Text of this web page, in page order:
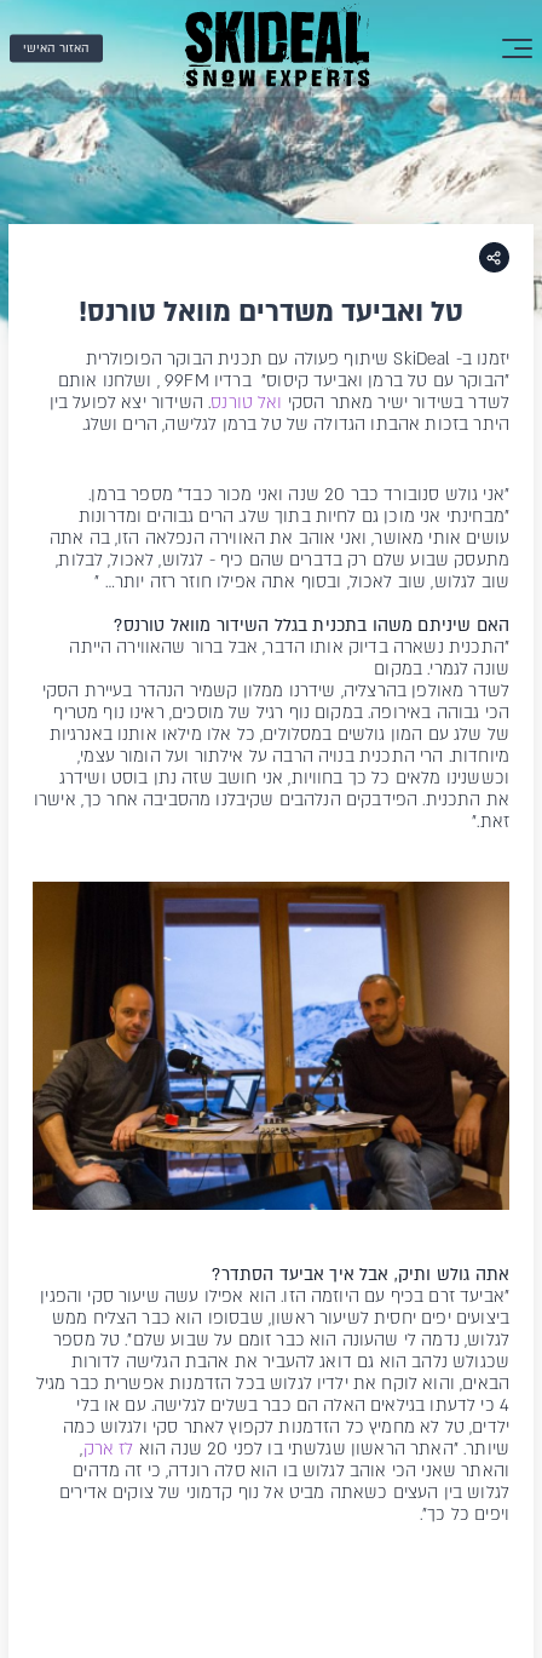
האזור האישי
טל ואביעד משדרים מוואל טורנס!
יזמנו ב- SkiDeal שיתוף פעולה עם תכנית הבוקר הפופולרית
"הבוקר עם טל ברמן ואביעד קיסוס" ברדיו 99FM , ושלחנו אותם
לשדר בשידור ישיר מאתר הסקי ואל טורנס. השידור יצא לפועל בין
היתר בזכות אהבתו הגדולה של טל ברמן לגלישה, הרים ושלג.
"אני גולש סנובורד כבר 20 שנה ואני מכור כבד" מספר ברמן.
"מבחינתי אני מוכן גם לחיות בתוך שלג. הרים גבוהים ומדרונות
עושים אותי מאושר, ואני אוהב את האווירה הנפלאה הזו, בה אתה
מתעסק שבוע שלם רק בדברים שהם כיף - לגלוש, לאכול, לבלות,
שוב לגלוש, שוב לאכול, ובסוף אתה אפילו חוזר רזה יותר… "
האם שיניתם משהו בתכנית בגלל השידור מוואל טורנס?
"התכנית נשארה בדיוק אותו הדבר, אבל ברור שהאווירה הייתה
שונה לגמרי. במקום
לשדר מאולפן בהרצליה, שידרנו ממלון קשמיר הנהדר בעיירת הסקי
הכי גבוהה באירופה. במקום נוף רגיל של מוסכים, ראינו נוף מטריף
של שלג עם המון גולשים במסלולים, כל אלו מילאו אותנו באנרגיות
מיוחדות. הרי התכנית בנויה הרבה על אילתור ועל הומור עצמי,
וכששנינו מלאים כל כך בחוויות, אני חושב שזה נתן בוסט ושידרג
את התכנית. הפידבקים הנלהבים שקיבלנו מהסביבה אחר כך, אישרו
זאת."
אתה גולש ותיק, אבל איך אביעד הסתדר?
"אביעד זרם בכיף עם היוזמה הזו. הוא אפילו עשה שיעור סקי והפגין
ביצועים יפים יחסית לשיעור ראשון, שבסופו הוא כבר הצליח ממש
לגלוש, נדמה לי שהעונה הוא כבר זומם על שבוע שלם". טל מספר
שכגולש נלהב הוא גם דואג להעביר את אהבת הגלישה לדורות
הבאים, והוא לוקח את ילדיו לגלוש בכל הזדמנות אפשרית כבר מגיל
4 כי לדעתו בגילאים האלה הם כבר בשלים לגלישה. עם או בלי
ילדים, טל לא מחמיץ כל הזדמנות לקפוץ לאתר סקי ולגלוש כמה
שיותר. "האתר הראשון שגלשתי בו לפני 20 שנה הוא
לז ארק,
והאתר שאני הכי אוהב לגלוש בו הוא סלה רונדה, כי זה מדהים
לגלוש בין העצים כשאתה מביט אל נוף קדמוני של צוקים אדירים
ויפים כל כך".